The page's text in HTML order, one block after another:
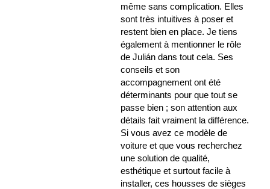
même sans complication. Elles
sont très intuitives à poser et
restent bien en place. Je tiens
également à mentionner le rôle
de Julián dans tout cela. Ses
conseils et son
accompagnement ont été
déterminants pour que tout se
passe bien ; son attention aux
détails fait vraiment la différence.
Si vous avez ce modèle de
voiture et que vous recherchez
une solution de qualité,
esthétique et surtout facile à
installer, ces housses de sièges